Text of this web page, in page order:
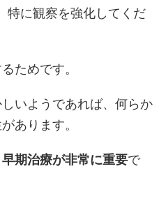
特に観察を強化してくだ
ためです。
いようであれば、何らか
あります。
期治療が非常に重要で